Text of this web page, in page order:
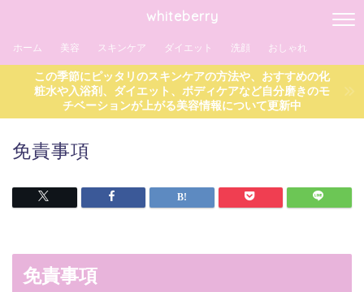
whiteberry
ホーム 美容 スキンケア ダイエット 洗顔 おしゃれ
この季節にピッタリのスキンケアの方法や、おすすめの化
粧水や入浴剤、ダイエット、ボディケアなど自分磨きのモ
チベーションが上がる美容情報について更新中
免責事項
免責事項